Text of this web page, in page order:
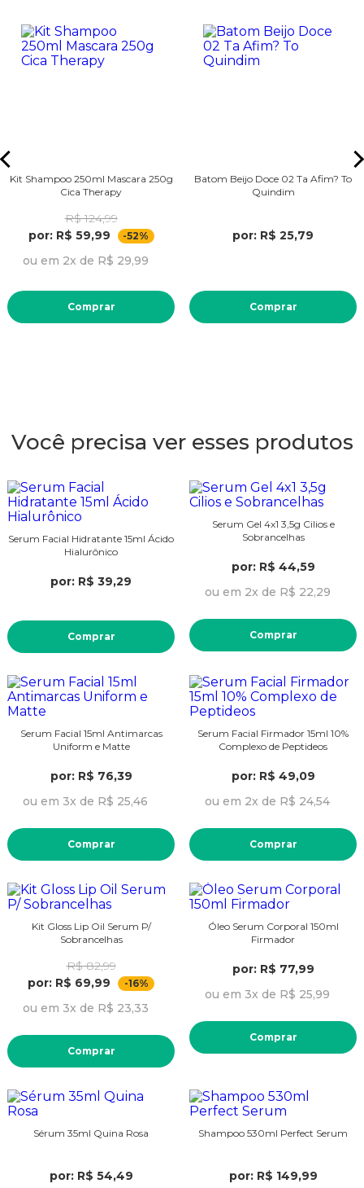
Kit Shampoo 250ml Mascara 250g
Cica Therapy
R$ 124,99
por: R$ 59,99
-52%
ou em 2x de R$ 29,99
Comprar
Batom Beijo Doce 02 Ta Afim? To
Quindim
por: R$ 25,79
Comprar
Você precisa ver esses produtos
Serum Facial Hidratante 15ml Ácido
Hialurônico
por: R$ 39,29
Comprar
Serum Gel 4x1 3,5g Cilios e
Sobrancelhas
por: R$ 44,59
ou em 2x de R$ 22,29
Comprar
Serum Facial 15ml Antimarcas
Uniform e Matte
por: R$ 76,39
ou em 3x de R$ 25,46
Comprar
Serum Facial Firmador 15ml 10%
Complexo de Peptideos
por: R$ 49,09
ou em 2x de R$ 24,54
Comprar
Kit Gloss Lip Oil Serum P/
Sobrancelhas
R$ 82,99
por: R$ 69,99
-16%
ou em 3x de R$ 23,33
Comprar
Óleo Serum Corporal 150ml
Firmador
por: R$ 77,99
ou em 3x de R$ 25,99
Comprar
Sérum 35ml Quina Rosa
por: R$ 54,49
Shampoo 530ml Perfect Serum
por: R$ 149,99